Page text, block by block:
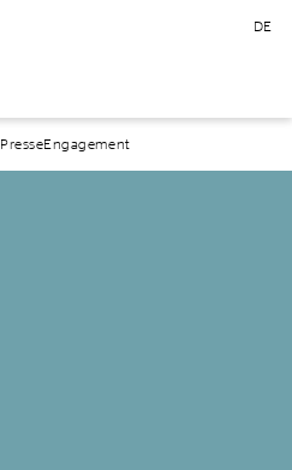
DE
PresseEngagement